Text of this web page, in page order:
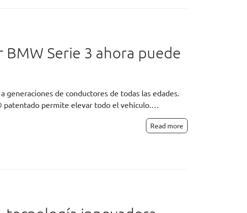
BMW Serie 3 ahora puede
generaciones de conductores de todas las edades.
patentado permite elevar todo el vehículo.…
Read more